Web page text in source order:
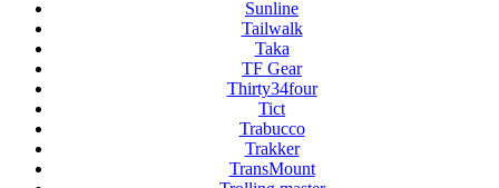
Sunline
Tailwalk
Taka
TF Gear
Thirty34four
Tict
Trabucco
Trakker
TransMount